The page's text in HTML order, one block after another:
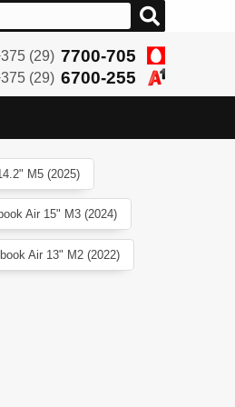
(29) 7700-705
(29) 6700-255
M5 (2025)
Air 15" M3 (2024)
Air 13" M2 (2022)